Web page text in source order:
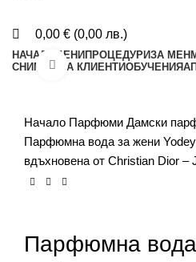
0,00 € (0,00 лв.)
НАЧАЛО ЦЕНИ ПРОЦЕДУРИЗА МЕН
СНИМКИ НА КЛИЕНТИОБУЧЕНИЯ
Click to enlarge
Начало Парфюми Дамски
Парфюмна вода за жени
вдъхновена от Christian Dior –
Купи с
Парфюмна